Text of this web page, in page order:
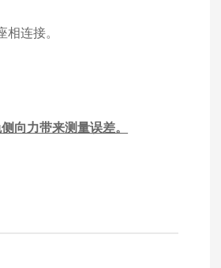
连接。
向力带来测量误差。